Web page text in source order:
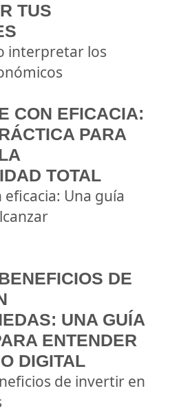
TUS
interpretar los
CON EFICACIA:
PARA
TOTAL
Una guía
DE
UNA GUÍA
ENTENDER
DIGITAL
de invertir en